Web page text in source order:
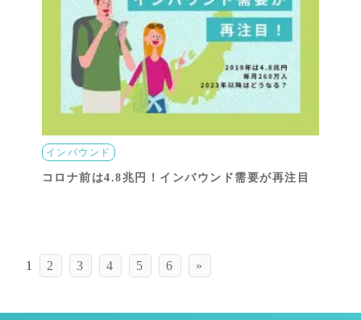
インバウンド
コロナ前は4.8兆円！インバウンド需要が再注目
1 2 3 4 5 6 »